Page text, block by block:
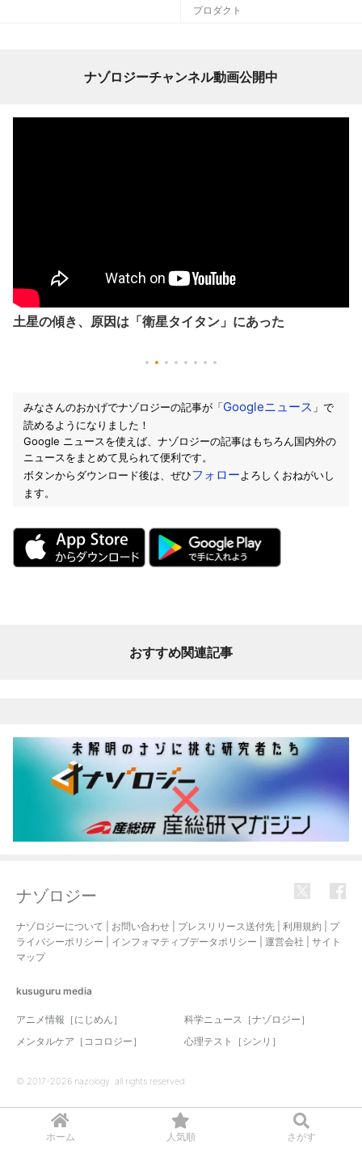
ホーム 人気順 さがす
プロダクト
ナゾロジーチャンネル動画公開中
土星の傾き、原因は「衛星タイタン」にあった
みなさんのおかげでナゾロジーの記事が「Googleニュース 」で
読めるようになりました！
Google ニュースを使えば、ナゾロジーの記事はもちろん国内外の
ニュースをまとめて見られて便利です。
ボタンからダウンロード後は、ぜひフォローよろしくおねがいし
ます。
おすすめ関連記事
ナゾロジー
ナゾロジーについて お問い合わせ プレスリリース送付先 利用規約
プ
ライバシーポリシー
インフォマティブデータポリシー 運営会社
サイト
マップ
kusuguru media
アニメ情報［にじめん］
科学ニュース［ナゾロジー］
メンタルケア［ココロジー］
心理テスト［シンリ］
© 2017-2026 nazology. all rights reserved.